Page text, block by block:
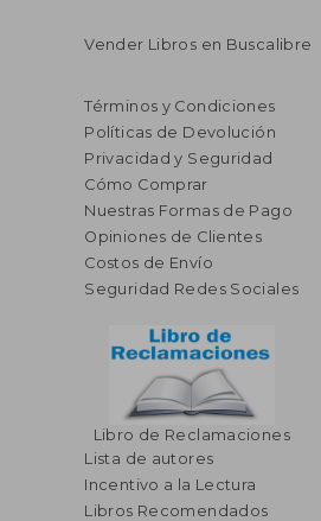
40%
dcto.
$ 349.89
$ 209.93
Vender Libros en Buscalibre
Términos y Condiciones
Políticas de Devolución
Privacidad y Seguridad
Cómo Comprar
Nuestras Formas de Pago
Opiniones de Clientes
Costos de Envío
Seguridad Redes Sociales
Libro de Reclamaciones
Lista de autores
Incentivo a la Lectura
Libros Recomendados